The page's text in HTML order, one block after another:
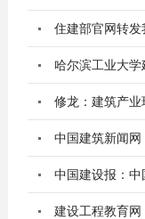
修龙：建筑产
建设工程教育